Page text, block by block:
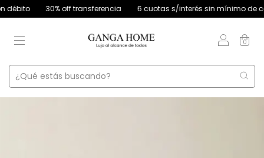
30% off transferencia 6 cuotas s/interés sin mínimo de
0